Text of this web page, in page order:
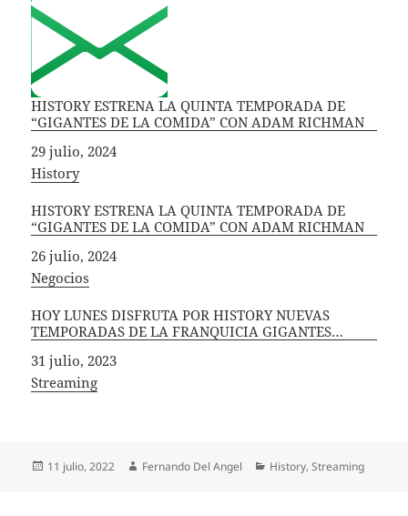
HISTORY ESTRENA LA QUINTA TEMPORADA DE
“GIGANTES DE LA COMIDA” CON ADAM RICHMAN
Fecha
29 julio, 2024
In relation to
History
HISTORY ESTRENA LA QUINTA TEMPORADA DE
“GIGANTES DE LA COMIDA” CON ADAM RICHMAN
Fecha
26 julio, 2024
In relation to
Negocios
HOY LUNES DISFRUTA POR HISTORY NUEVAS
TEMPORADAS DE LA FRANQUICIA GIGANTES…
Fecha
31 julio, 2023
In relation to
Streaming
Publicado
11 julio, 2022 Autor
Fernando Del Angel Categorías
History,Streaming